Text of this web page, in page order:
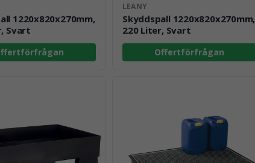
1220x820x270mm,
Svart
LEANY
Skyddspall 1220x820x270mm,
220 Liter, Svart
Offertförfrågan